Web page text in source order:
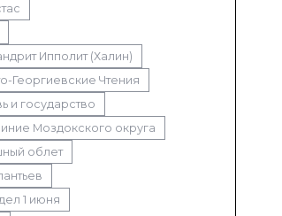
Ипполит (Халин)
Георгиевские Чтения
и государство
Моздокского округа
облет
1 июня